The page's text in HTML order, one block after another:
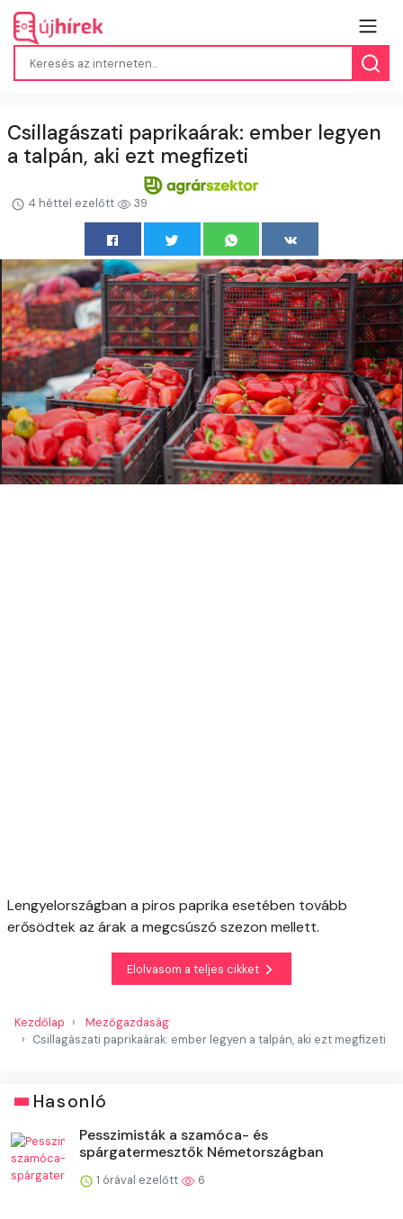
Csillagászati paprikaárak: ember legyen
a talpán, aki ezt megfizeti
4 héttel ezelőtt 39
Lengyelországban a piros paprika esetében tovább
erősödtek az árak a megcsúszó szezon mellett.
Elolvasom a teljes cikket
Kezdőlap
Mezőgazdaság
Csillagászati paprikaárak: ember legyen a talpán, aki ezt megfizeti
Hasonló
Pesszimisták a szamóca- és
spárgatermesztők Németországban
1 órával ezelőtt 6